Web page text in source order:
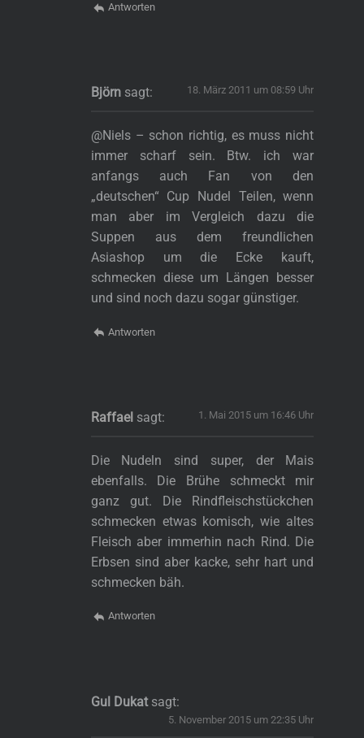
Antworten
Björn sagt: 18. März 2011 um 08:59 Uhr
@Niels – schon richtig, es muss nicht
immer scharf sein. Btw. ich war
anfangs auch Fan von den
„deutschen“ Cup Nudel Teilen, wenn
man aber im Vergleich dazu die
Suppen aus dem freundlichen
Asiashop um die Ecke kauft,
schmecken diese um Längen besser
und sind noch dazu sogar günstiger.
Antworten
Raffael sagt: 1. Mai 2015 um 16:46 Uhr
Die Nudeln sind super, der Mais
ebenfalls. Die Brühe schmeckt mir
ganz gut. Die Rindfleischstückchen
schmecken etwas komisch, wie altes
Fleisch aber immerhin nach Rind. Die
Erbsen sind aber kacke, sehr hart und
schmecken bäh.
Antworten
Gul Dukat sagt:
5. November 2015 um 22:35 Uhr